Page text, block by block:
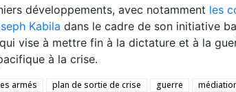
développements, avec notamment les
Kabila dans le cadre de son initiative
vise à mettre fin à la dictature et à la
à la crise.
armés plan de sortie de crise guerre